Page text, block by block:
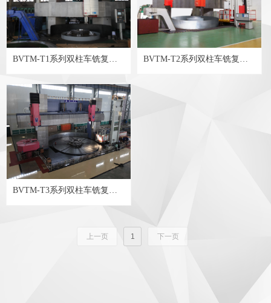
BVTM-T1系列双柱车铣复合
BVTM-T2系列双柱车铣复合
BVTM-T3系列双柱车铣复合
上一页 1 下一页